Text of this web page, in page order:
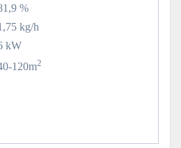
%
kg/h
kW
120m2